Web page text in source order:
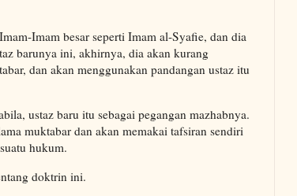
Imam besar seperti Imam al-Syafie, dan dia
barunya ini, akhirnya, dia akan kurang
dan akan menggunakan pandangan ustaz itu
ustaz baru itu sebagai pegangan mazhabnya.
muktabar dan akan memakai tafsiran sendiri
hukum.
doktrin ini.